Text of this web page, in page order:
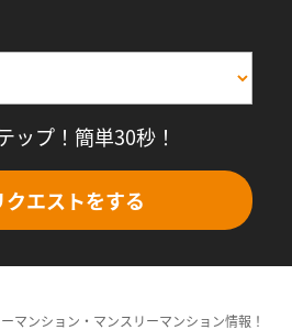
ップ！簡単30秒！
エストをする
マンション・マンスリーマンション情報！